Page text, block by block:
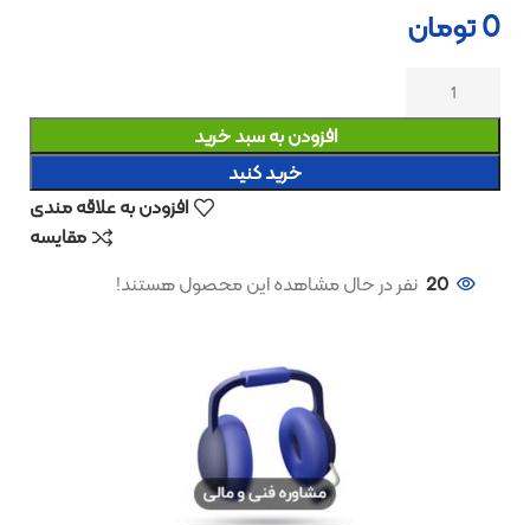
0تومان
افزودن به سبد خرید
خرید کنید
افزودن به علاقه مندی
مقایسه
20 نفر در حال مشاهده این محصول هستند!